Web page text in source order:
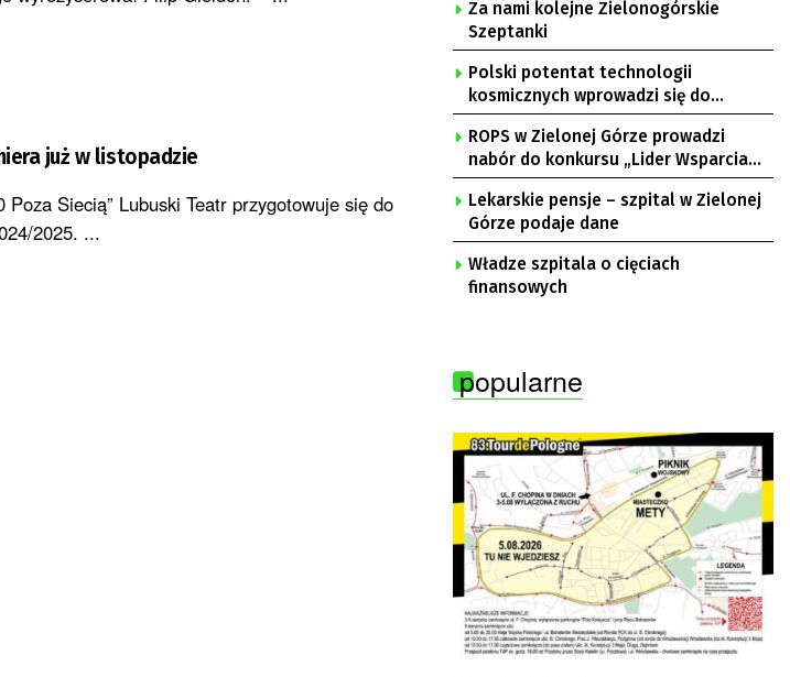
już w listopadzie
Siecią” Lubuski Teatr przygotowuje się do
2025. ...
Za nami kolejne Zielonogórskie
Szeptanki
Polski potentat technologii
kosmicznych wprowadzi się do
Zielonej Góry
ROPS w Zielonej Górze prowadzi
nabór do konkursu „Lider Wsparcia
Seniora”
Lekarskie pensje – szpital w Zielonej
Górze podaje dane
Władze szpitala o cięciach
finansowych
popularne